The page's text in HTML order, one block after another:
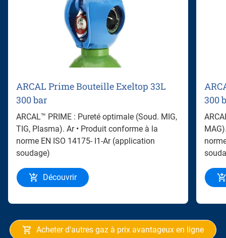
ARCAL Prime Bouteille Exeltop 33L
300 bar
ARCAL™ PRIME : Pureté optimale (Soud. MIG,
TIG, Plasma). Ar • Produit conforme à la
norme EN ISO 14175- I1-Ar (application
soudage)
Découvrir
300
Acheter d'autres gaz à prix avantageux en ligne